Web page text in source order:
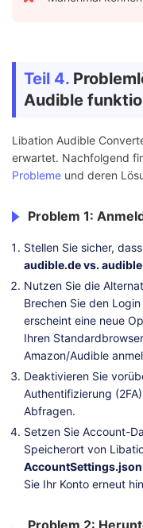
Teil 4.
Audible
Libation Audible
erwartet. Nachfolgend
Probleme und deren
Problem 1:
Stellen Sie sicher,
audible.de vs.
Nutzen Sie die
Brechen Sie den
erscheint eine neue
Ihren
Amazon/Audible
Deaktivieren Sie
Authentifizierung
Abfragen.
Setzen Sie Account-
Speicherort von
AccountSettings.json
Sie Ihr Konto erneut